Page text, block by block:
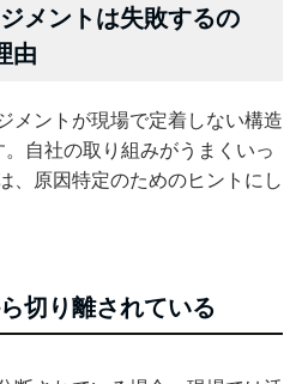
メントは失敗するの
由
メントが現場で定着しない構造
自社の取り組みがうまくいっ
、原因特定のためのヒントにし
切り離されている